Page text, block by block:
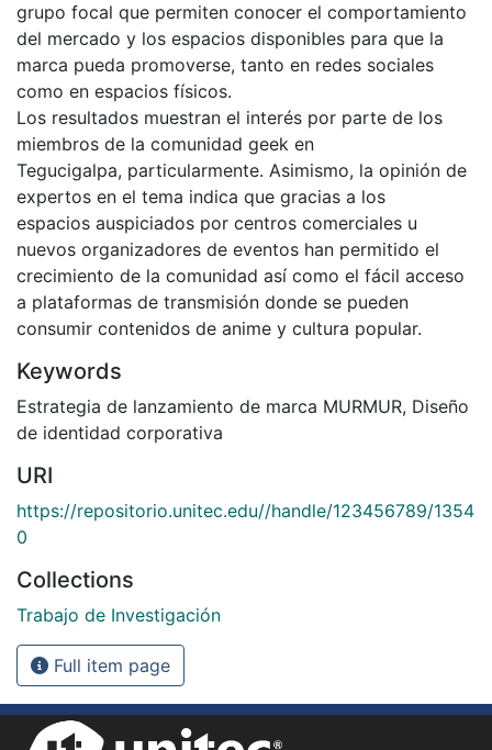
grupo focal que permiten conocer el comportamiento
del mercado y los espacios disponibles para que la
marca pueda promoverse, tanto en redes sociales
como en espacios físicos.
Los resultados muestran el interés por parte de los
miembros de la comunidad geek en
Tegucigalpa, particularmente. Asimismo, la opinión de
expertos en el tema indica que gracias a los
espacios auspiciados por centros comerciales u
nuevos organizadores de eventos han permitido el
crecimiento de la comunidad así como el fácil acceso
a plataformas de transmisión donde se pueden
consumir contenidos de anime y cultura popular.
Keywords
Estrategia de lanzamiento de marca MURMUR, Diseño
de identidad corporativa
URI
https://repositorio.unitec.edu//handle/123456789/1354
0
Collections
Trabajo de Investigación
Full item page